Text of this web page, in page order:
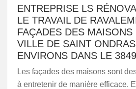
ENTREPRISE LS
LE TRAVAIL DE
FAÇADES DES MAISONS
VILLE DE SAINT
ENVIRONS DANS LE
Les façades des maisons sont
à entretenir de manière efficace.